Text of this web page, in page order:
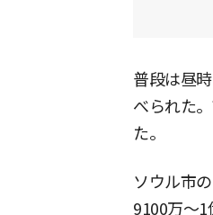
普段は昼
べられた
た。
ソウル市
9100万〜